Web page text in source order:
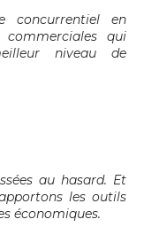
concurrentiel en
qui
niveau de
au hasard. Et
les outils
économiques.